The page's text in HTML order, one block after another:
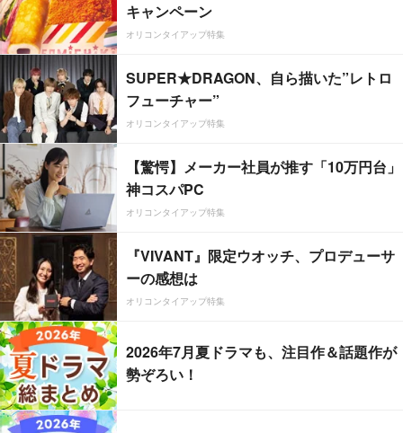
キャンペーン
オリコンタイアップ特集
SUPER★DRAGON、自ら描いた”レトロ
フューチャー”
オリコンタイアップ特集
【驚愕】メーカー社員が推す「10万円台」
神コスパPC
オリコンタイアップ特集
『VIVANT』限定ウオッチ、プロデューサ
ーの感想は
オリコンタイアップ特集
2026年7月夏ドラマも、注目作＆話題作が
勢ぞろい！